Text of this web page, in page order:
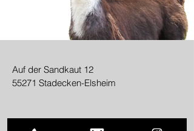
Auf der Sandkaut 12
55271 Stadecken-Elsheim